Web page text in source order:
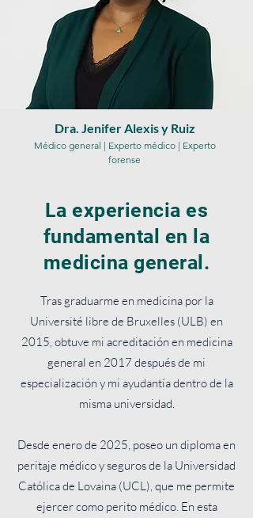
Dra. Jenifer Alexis y Ruiz
Médico general | Experto médico | Experto
forense
La experiencia es
fundamental en la
medicina general.
Tras graduarme en medicina por la
Université libre de Bruxelles (ULB) en
2015, obtuve mi acreditación en medicina
general en 2017 después de mi
especialización y mi ayudantía dentro de la
misma universidad.
Desde enero de 2025, poseo un diploma en
peritaje médico y seguros de la Universidad
Católica de Lovaina (UCL), que me permite
ejercer como perito médico. En esta